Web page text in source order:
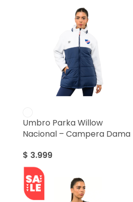
Umbro Parka Willow
Nacional – Campera Dama
$ 3.999